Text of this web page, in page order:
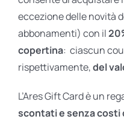
eccezione delle novità
abbonamenti) con il
copertina: ciascun
rispettivamente,del
L’Ares Gift Card è un
scontati esenza costi